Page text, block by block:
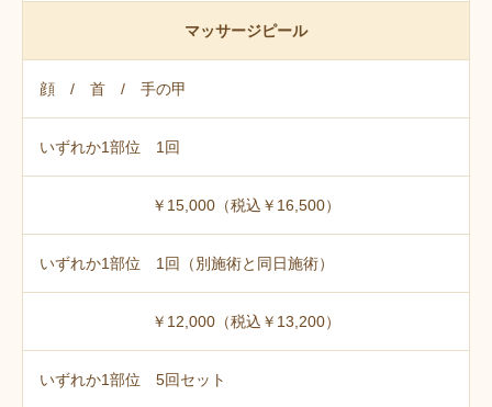
マッサージピール
顔 / 首 / 手の甲
いずれか1部位 1回
￥15,000（税込￥16,500）
いずれか1部位 1回（別施術と同日施術）
￥12,000（税込￥13,200）
いずれか1部位 5回セット